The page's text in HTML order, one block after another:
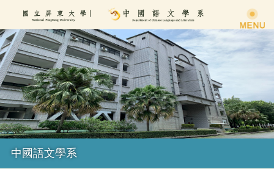
Jump
the
main
content
block
中國語文學系